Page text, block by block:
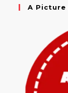
A Picture